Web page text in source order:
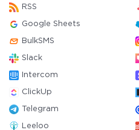
RSS
Google Sheets
BulkSMS
Slack
Intercom
ClickUp
Telegram
Leeloo